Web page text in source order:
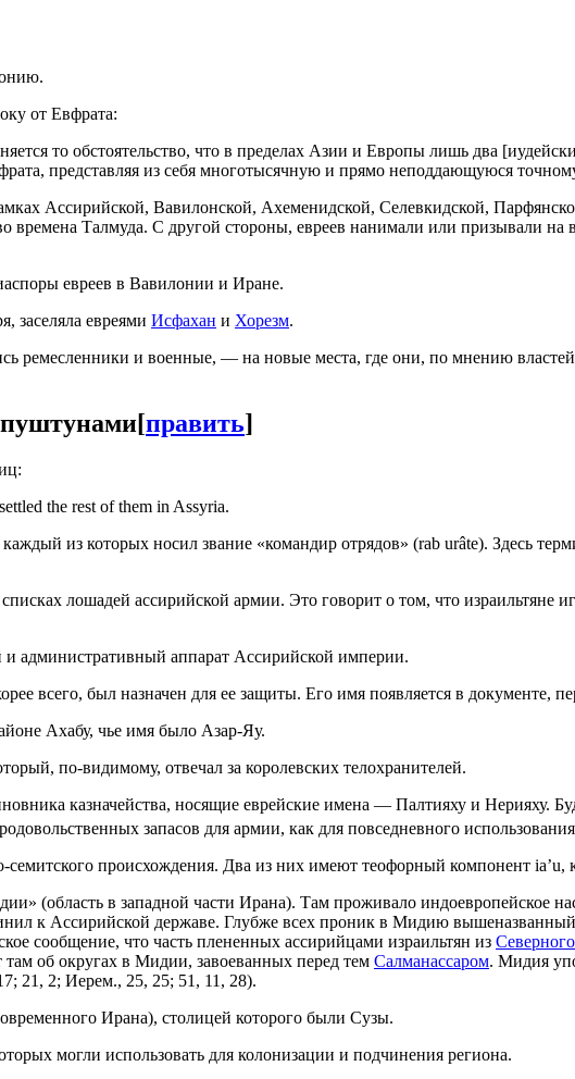
от Евфрата:
то обстоятельство, что в пределах Азии и Европы лишь два
представляя из себя многотысячную и прямо неподдающуюся
Ассирийской, Вавилонской, Ахеменидской, Селевкидской,
времена Талмуда. С другой стороны, евреев нанимали или призывали на
евреев в Вавилонии и Иране.
заселяла евреями Исфахан и Хорезм.
ремесленники и военные, — на новые места, где они, по мнению
пуштунами[править]
the rest of them in Assyria.
из которых носил звание «командир отрядов» (rab urâte). Здесь
лошадей ассирийской армии. Это говорит о том, что израильтяне
административный аппарат Ассирийской империи.
всего, был назначен для ее защиты. Его имя появляется в документе,
Ахабу, чье имя было Азар-Яу.
по-видимому, отвечал за королевских телохранителей.
казначейства, носящие еврейские имена — Палтияху и Нерияху.
запасов для армии, как для повседневного
происхождения. Два из них имеют теофорный компонент ia’u,
(область в западной части Ирана). Там проживало индоевропейское
к Ассирийской державе. Глубже всех проник в Мидию вышеназванный
сообщение, что часть плененных ассирийцами израильтян из
об округах в Мидии, завоеванных перед тем Салманассаром. Мидия
21, 2; Иерем., 25, 25; 51, 11, 28).
Ирана), столицей которого были Сузы.
могли использовать для колонизации и подчинения региона.